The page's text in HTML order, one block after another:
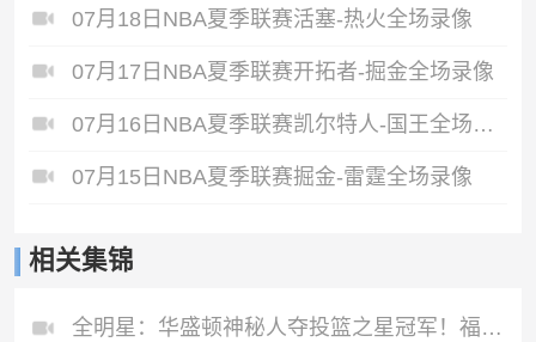
07月18日NBA夏季联赛活塞-热火全场录像
07月17日NBA夏季联赛开拓者-掘金全场录像
07月16日NBA夏季联赛凯尔特人-国王全场录像
07月15日NBA夏季联赛掘金-雷霆全场录像
相关集锦
全明星：华盛顿神秘人夺投篮之星冠军！福德夺得三分大赛冠军！